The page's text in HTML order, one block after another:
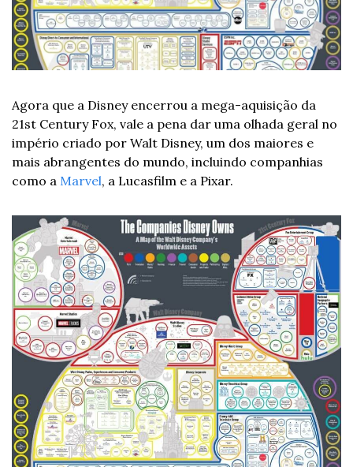
Agora que a Disney encerrou a mega-aquisição da
21st Century Fox, vale a pena dar uma olhada geral no
império criado por Walt Disney, um dos maiores e
mais abrangentes do mundo, incluindo companhias
como a Marvel, a Lucasfilm e a Pixar.